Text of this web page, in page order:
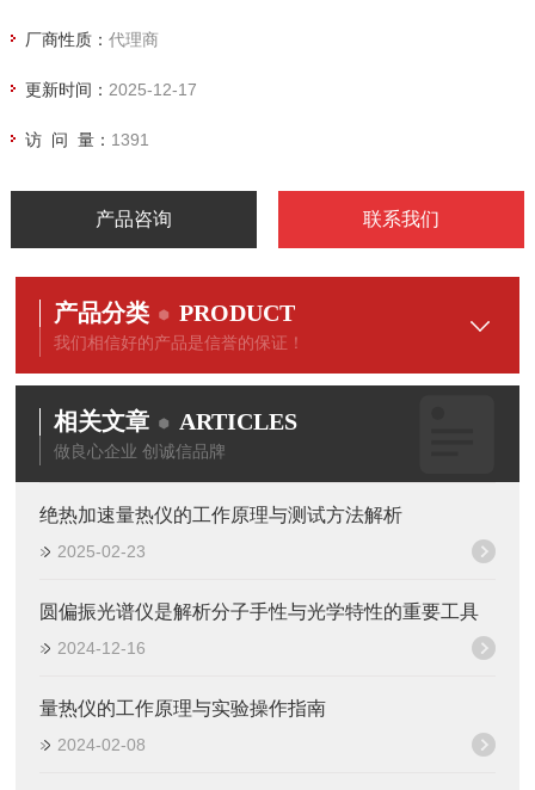
厂商性质： 代理商
更新时间： 2025-12-17
访 问 量： 1391
产品咨询 联系我们
产品分类 PRODUCT
我们相信好的产品是信誉的保证！
相关文章 ARTICLES
做良心企业 创诚信品牌
绝热加速量热仪的工作原理与测试方法解析
2025-02-23
圆偏振光谱仪是解析分子手性与光学特性的重要工具
2024-12-16
量热仪的工作原理与实验操作指南
2024-02-08